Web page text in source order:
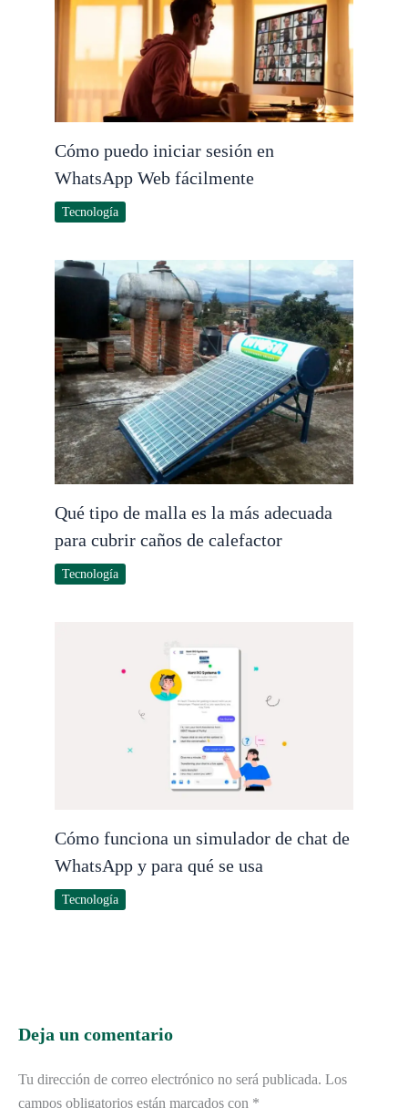
Cómo puedo iniciar sesión en
WhatsApp Web fácilmente
Tecnología
Qué tipo de malla es la más adecuada
para cubrir caños de calefactor
Tecnología
Cómo funciona un simulador de chat de
WhatsApp y para qué se usa
Tecnología
Deja un comentario
Tu dirección de correo electrónico no será publicada. Los
campos obligatorios están marcados con *